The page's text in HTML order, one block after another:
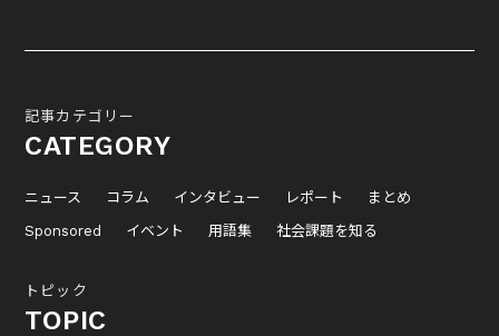
記事カテゴリー
CATEGORY
ニュース コラム インタビュー レポート
まとめ
Sponsored
イベント 用語集 社会課題を知る
トピック
TOPIC